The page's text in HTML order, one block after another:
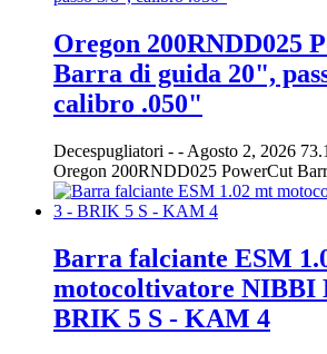
Oregon 200RNDD025
Barra di guida 20",
calibro .050"
Decespugliatori - - Agosto 2, 2026
Oregon 200RNDD025 PowerCut
Barra falciante ESM
motocoltivatore NIBBI
BRIK 5 S - KAM 4